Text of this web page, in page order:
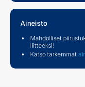
Aineisto
Mahdolliset
liitteeksi!
Katso tarkemmat